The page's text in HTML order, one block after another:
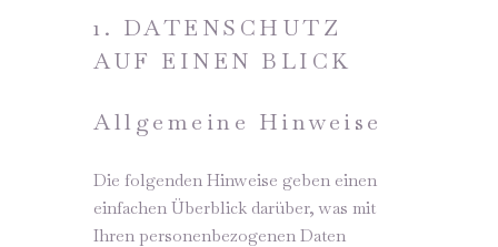
1. DATENSCHUTZ
AUF EINEN BLICK
Allgemeine Hinweise
Die folgenden Hinweise geben einen
einfachen Überblick darüber, was mit
Ihren personenbezogenen Daten